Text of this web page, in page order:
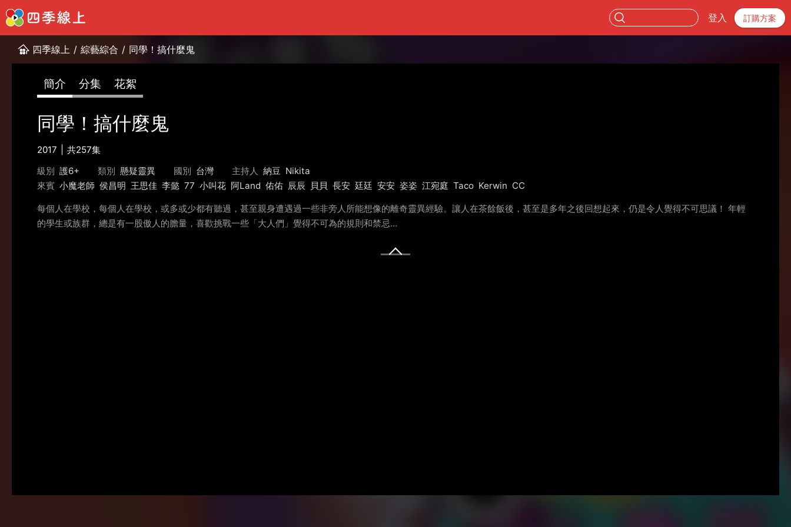
登入 訂購方案
四季線上 / 綜藝綜合 / 同學！搞什麼鬼
簡介 分集 花絮
同學！搞什麼鬼
2017
共257集
級別 護6+ 類別 懸疑靈異 國別 台灣 主持人 納豆 Nikita
來賓 小魔老師 侯昌明 王思佳 李懿 77 小叫花 阿Land 佑佑 辰辰 貝貝 長安 廷廷 安安 姿姿 江宛庭 Taco Kerwin CC
每個人在學校，每個人在學校，或多或少都有聽過，甚至親身遭遇過一些非旁人所能想像的離奇靈異經驗。讓人在茶餘飯後，甚至是多年之後回想起來，仍是令人覺得不可思議！ 年輕
的學生或族群，總是有一股傲人的膽量，喜歡挑戰一些「大人們」覺得不可為的規則和禁忌…